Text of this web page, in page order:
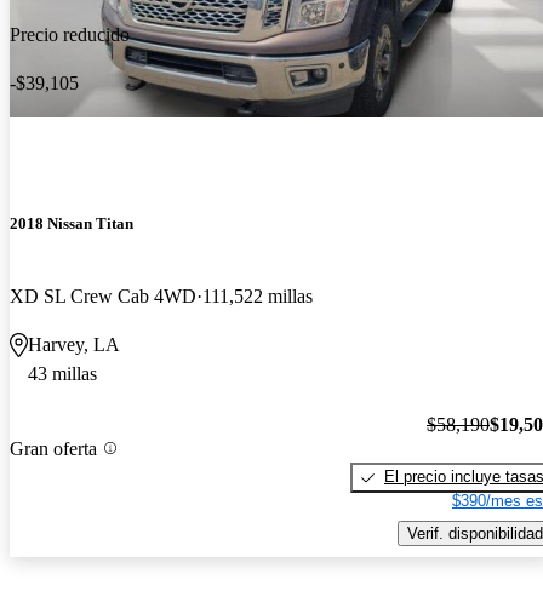
Precio reducido
-$39,105
2018 Nissan Titan
XD SL Crew Cab 4WD 111,522 millas
Harvey, LA
43 millas
Gran oferta
$58,190
El precio incluye tasas
$390/mes
Verif. disponibilidad